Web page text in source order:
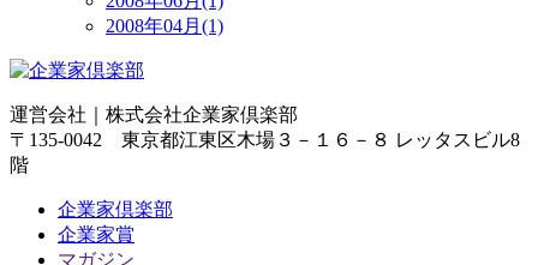
2008年04月(1)
運営会社｜ 株式会社企業家倶楽部
〒135-0042 東京都江東区木場３－１６－８ レッタスビル8
階
企業家倶楽部
企業家賞
マガジン